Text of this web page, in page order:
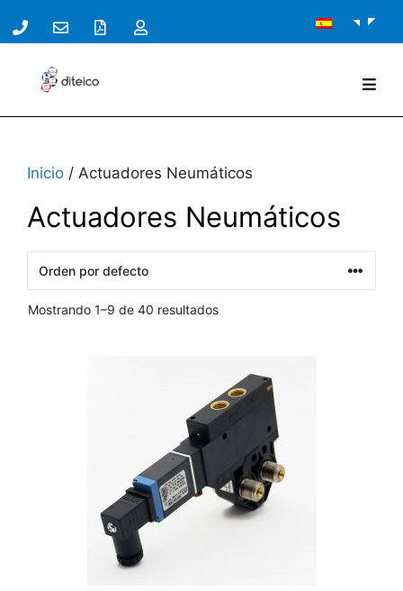
Inicio / Actuadores Neumáticos
Actuadores Neumáticos
Mostrando 1–9 de 40 resultados